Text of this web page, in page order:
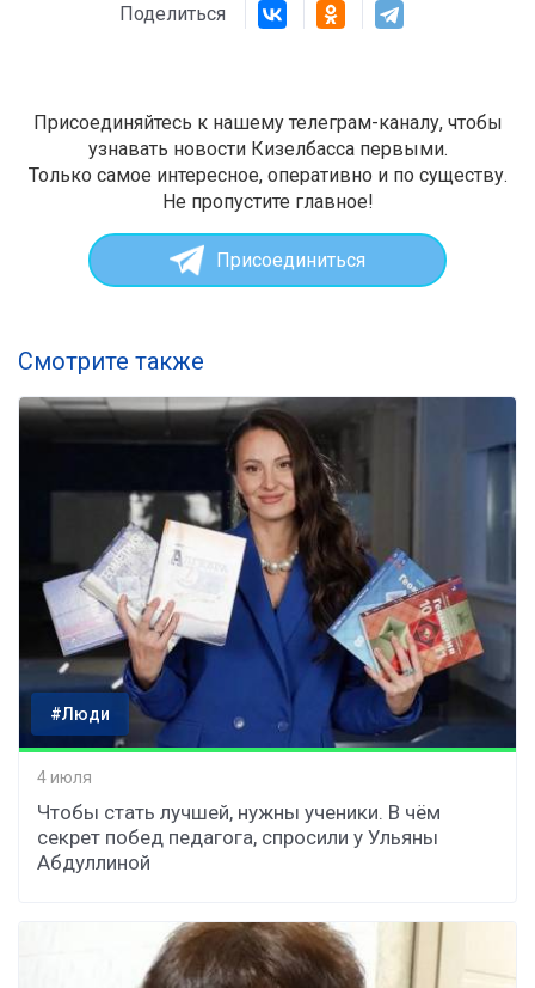
Поделиться
Присоединяйтесь к нашему телеграм-каналу, чтобы
узнавать новости Кизелбасса первыми.
Только самое интересное, оперативно и по существу.
Не пропустите главное!
Присоединиться
Смотрите также
#Люди
4 июля
Чтобы стать лучшей, нужны ученики. В чём
секрет побед педагога, спросили у Ульяны
Абдуллиной